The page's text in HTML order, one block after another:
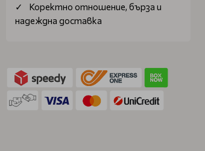
Коректно отношение, бърза и
надеждна доставка